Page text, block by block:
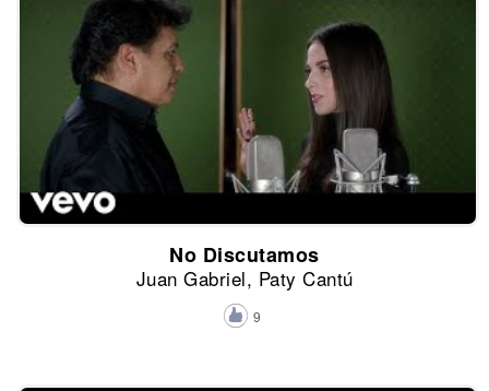
No Discutamos
Juan Gabriel, Paty Cantú
9